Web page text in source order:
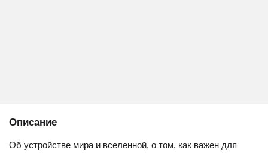
Описание
Об устройстве мира и вселенной, о том, как важен для